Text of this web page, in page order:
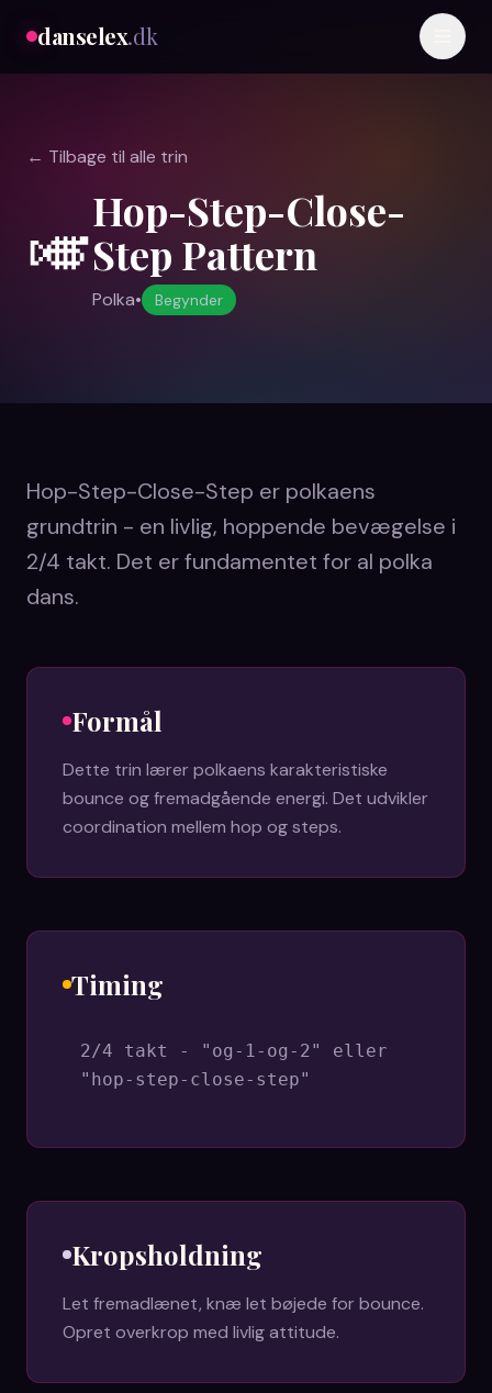
danselex.dk
← Tilbage til alle trin
🎺Hop-Step-Close-
Step Pattern
Polka• Begynder
Hop-Step-Close-Step er polkaens
grundtrin - en livlig, hoppende bevægelse i
2/4 takt. Det er fundamentet for al polka
dans.
Formål
Dette trin lærer polkaens karakteristiske
bounce og fremadgående energi. Det udvikler
coordination mellem hop og steps.
Timing
2/4 takt - "og-1-og-2" eller
"hop-step-close-step"
Kropsholdning
Let fremadlænet, knæ let bøjede for bounce.
Opret overkrop med livlig attitude.